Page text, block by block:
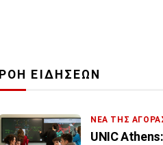
ΡΟΗ ΕΙΔΗΣΕΩΝ
ΝΕΑ ΤΗΣ
UNIC